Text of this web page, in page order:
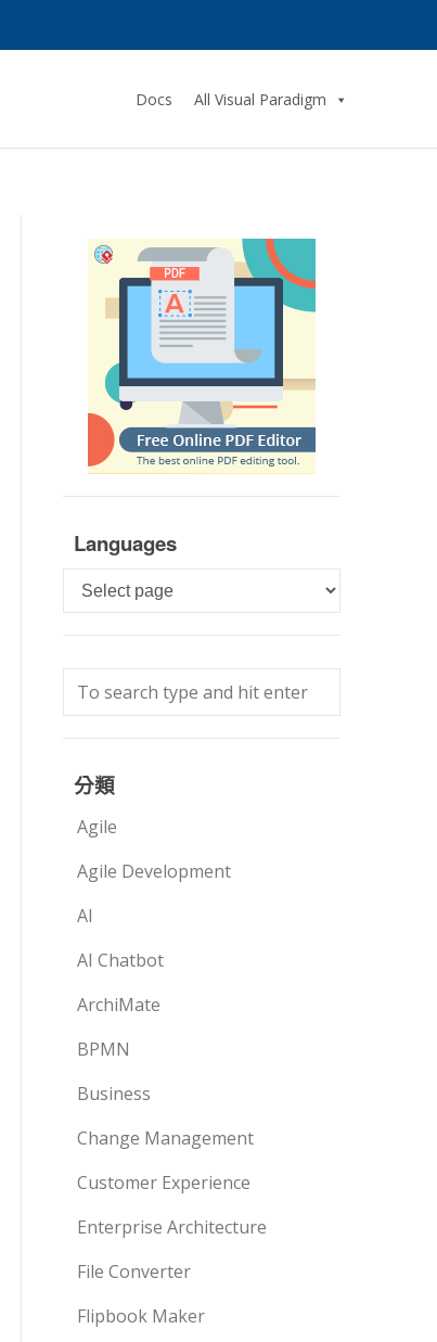
Docs All Visual Paradigm
Languages
Languages
分類
Agile
Agile Development
AI
AI Chatbot
ArchiMate
BPMN
Business
Change Management
Customer Experience
Enterprise Architecture
File Converter
Flipbook Maker